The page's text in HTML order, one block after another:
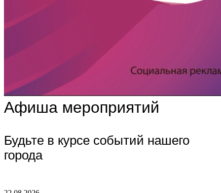
Афиша мероприятий
Будьте в курсе событий нашего
города